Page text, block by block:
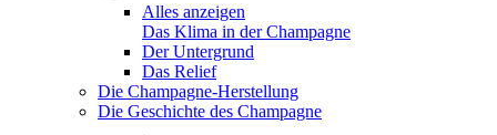
Alles anzeigen
Das Klima in der Champagne
Der Untergrund
Das Relief
Die Champagne-Herstellung
Die Geschichte des Champagne